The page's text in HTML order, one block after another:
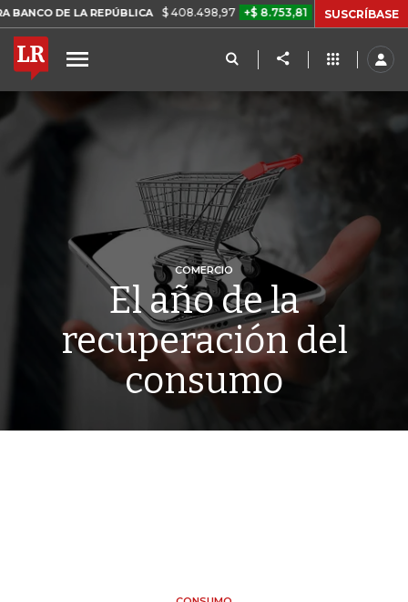
REPÚBLICA $ 408.498,97 +$ 8.753,81 +2,19% TASA DE USURA
SUSCRÍBASE
COMERCIO
El año de la
recuperación del
consumo